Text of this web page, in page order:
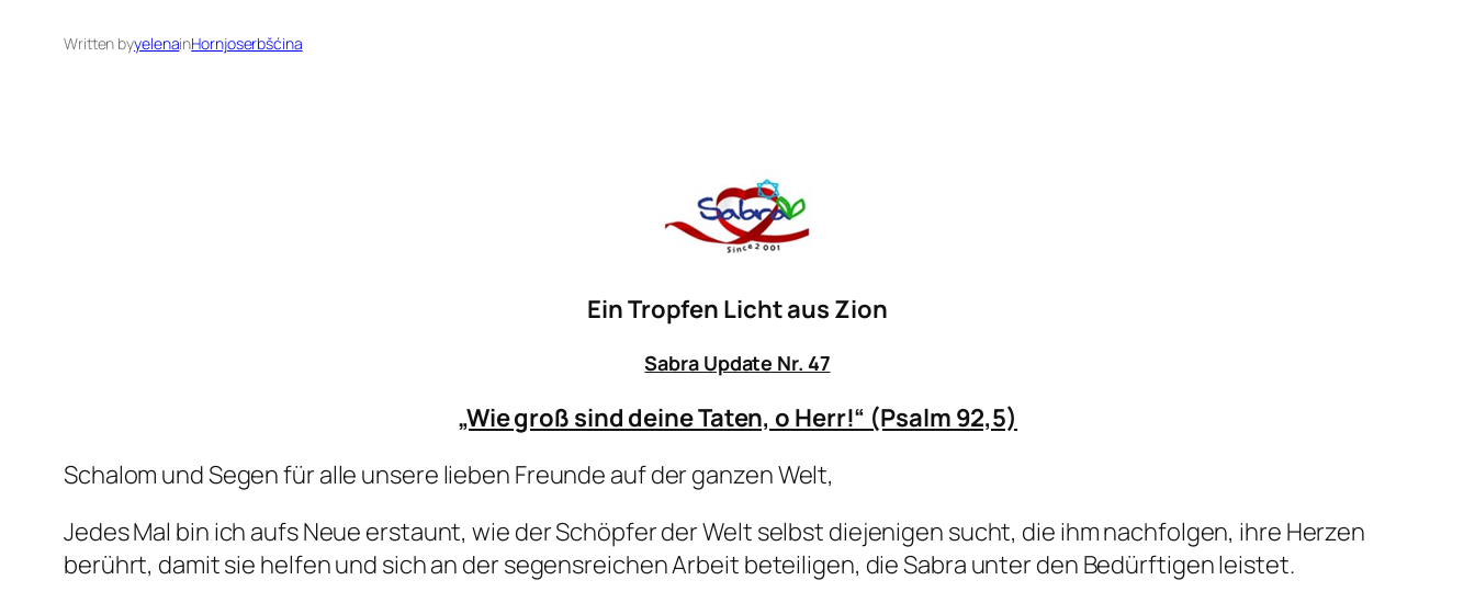
Written byyelenainHornjoserbšćina
Ein Tropfen Licht aus Zion
Sabra Update Nr. 47
„Wie groß sind deine Taten, o Herr!“ (Psalm 92,5)
Schalom und Segen für alle unsere lieben Freunde auf der ganzen Welt,
Jedes Mal bin ich aufs Neue erstaunt, wie der Schöpfer der Welt selbst diejenigen sucht, die ihm nachfolgen, ihre Herzen
berührt, damit sie helfen und sich an der segensreichen Arbeit beteiligen, die Sabra unter den Bedürftigen leistet.